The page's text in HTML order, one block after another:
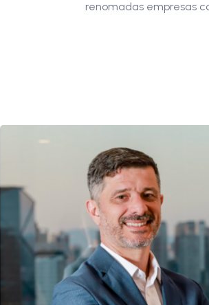
renomadas empresas